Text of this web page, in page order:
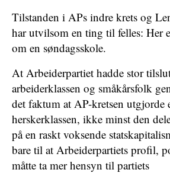
Tilstanden i APs indre krets og
har utvilsom en ting til felles: Her
om en søndagsskole.
At Arbeiderpartiet hadde stor
arbeiderklassen og småkårsfolk
det faktum at AP-kretsen utgjorde
herskerklassen, ikke minst den
på en raskt voksende
bare til at Arbeiderpartiets profil,
måtte ta mer hensyn til partiets